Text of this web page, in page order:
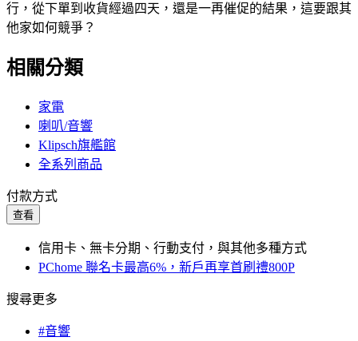
行，從下單到收貨經過四天，還是一再催促的結果，這要跟其
他家如何競爭？
相關分類
家電
喇叭/音響
Klipsch旗艦館
全系列商品
付款方式
查看
信用卡、無卡分期、行動支付，與其他多種方式
PChome 聯名卡最高6%，新戶再享首刷禮800P
搜尋更多
#音響